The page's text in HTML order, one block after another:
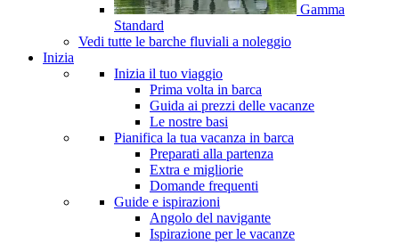
Gamma
Standard
Vedi tutte le barche fluviali a noleggio
Inizia
Inizia il tuo viaggio
Prima volta in barca
Guida ai prezzi delle vacanze
Le nostre basi
Pianifica la tua vacanza in barca
Preparati alla partenza
Extra e migliorie
Domande frequenti
Guide e ispirazioni
Angolo del navigante
Ispirazione per le vacanze